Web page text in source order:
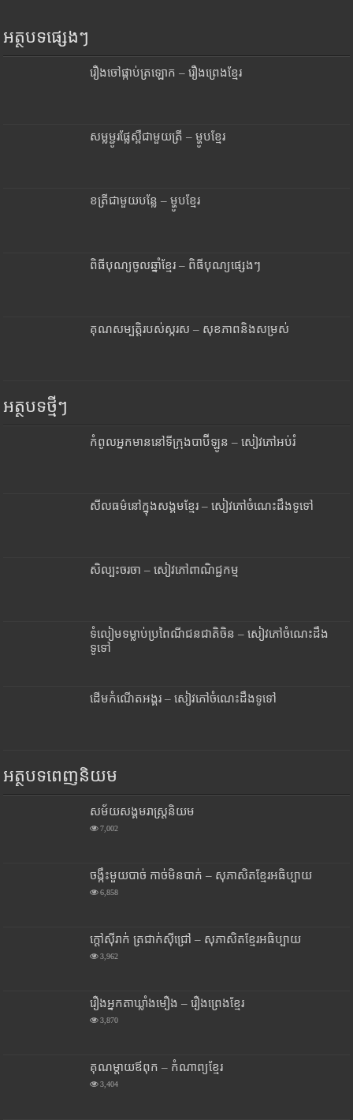
អត្ថបទផ្សេងៗ
រឿងចៅផ្កាប់ត្រឡោក – រឿងព្រេងខ្មែរ
សម្លម្ជូរផ្លែស្ពឺជាមួយត្រី – ម្ហូបខ្មែរ
ខត្រីជាមួយបន្លែ – ម្ហូបខ្មែរ
ពិធីបុណ្យចូលឆ្នាំខ្មែរ – ពិធីបុណ្យផ្សេងៗ
គុណសម្បត្តិរបស់ស្ករស – សុខភាពនិងសម្រស់
អត្ថបទថ្មីៗ
កំពូលអ្នកមាននៅទីក្រុងបាប៊ីឡូន – សៀវភៅអប់រំ
សីលធម៌នៅក្នុងសង្គមខ្មែរ – សៀវភៅចំណេះដឹងទូទៅ
សិល្បះចរចា – សៀវភៅពាណិជ្ជកម្ម
ទំលៀមទម្លាប់ប្រពៃណីជនជាតិចិន – សៀវភៅចំណេះដឹង
ទូទៅ
ដើមកំណើតអង្គរ – សៀវភៅចំណេះដឹងទូទៅ
អត្ថបទពេញនិយម
សម័យសង្គមរាស្រ្តនិយម
7,002
ចង្កឹះមួយបាច់ កាច់មិនបាក់ – សុភាសិតខ្មែរអធិប្បាយ
6,858
ក្តៅស៊ីរាក់ ត្រជាក់ស៊ីជ្រៅ – សុភាសិតខ្មែរអធិប្បាយ
3,962
រឿងអ្នកតាឃ្លាំងមឿង – រឿងព្រេងខ្មែរ
3,870
គុណម្តាយឪពុក – កំណាព្យខ្មែរ
3,404